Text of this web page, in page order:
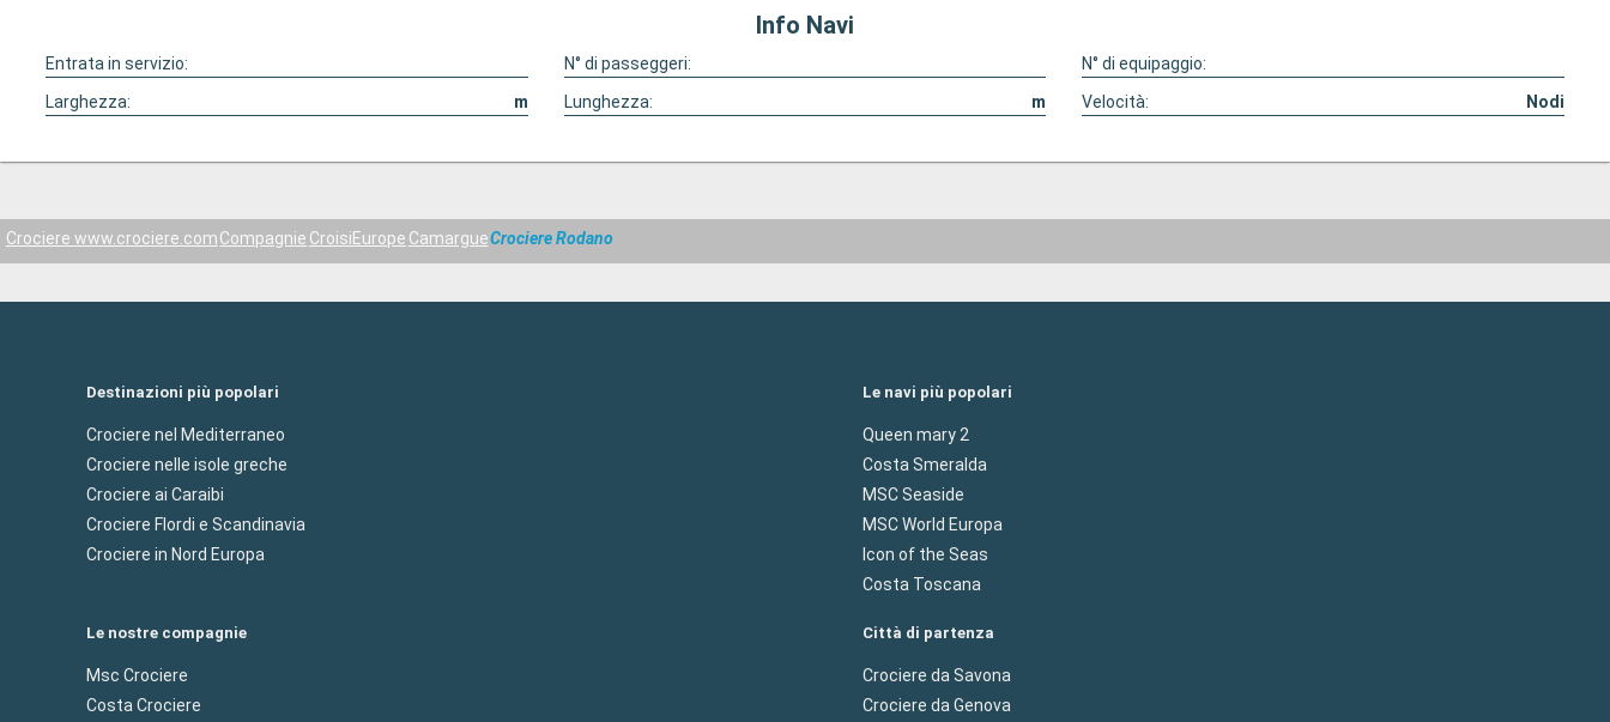
Info Navi
Entrata in servizio: N° di passeggeri:
N° di equipaggio:
Larghezza:
m Lunghezza: m Velocità: Nodi
Crociere www.crociere.comCompagnie CroisiEurope CamargueCrociere Rodano
Destinazioni più popolari
Crociere nel Mediterraneo
Crociere nelle isole greche
Crociere ai Caraibi
Crociere Flordi e Scandinavia
Crociere in Nord Europa
Le navi più popolari
Queen mary 2
Costa Smeralda
MSC Seaside
MSC World Europa
Icon of the Seas
Costa Toscana
Le nostre compagnie
Msc Crociere
Costa Crociere
Città di partenza
Crociere da Savona
Crociere da Genova